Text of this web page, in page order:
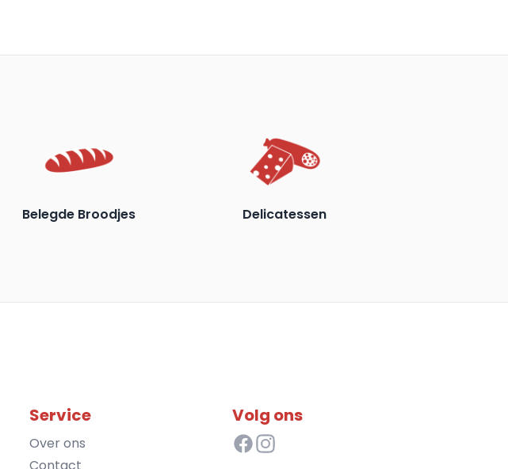
Belegde Broodjes Delicatessen
Service
Over ons
Volg ons